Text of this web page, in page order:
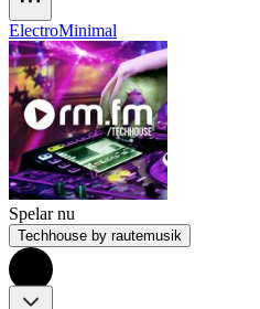
ElectroMinimal
Spelar nu
Techhouse by rautemusik